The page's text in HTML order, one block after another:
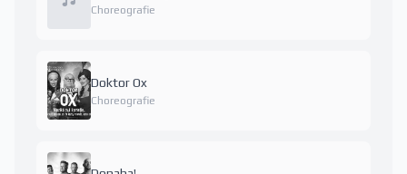
Choreografie
Doktor Ox
Choreografie